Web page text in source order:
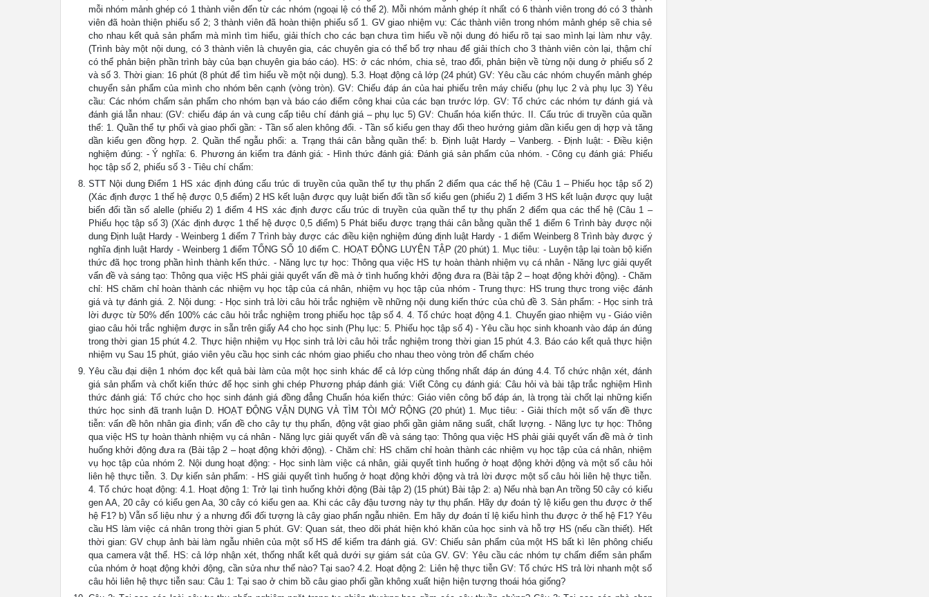
mỗi nhóm mảnh ghép có 1 thành viên đến từ các nhóm (ngoại lệ có thể 2). Mỗi nhóm mảnh ghép ít nhất có 6 thành viên trong đó có 3 thành
viên đã hoàn thiện phiếu số 2; 3 thành viên đã hoàn thiện phiếu số 1. GV giao nhiệm vụ: Các thành viên trong nhóm mảnh ghép sẽ chia sẻ
cho nhau kết quả sản phẩm mà mình tìm hiểu, giải thích cho các bạn chưa tìm hiểu về nội dung đó hiểu rõ tại sao mình lại làm như vậy.
(Trình bày một nội dung, có 3 thành viên là chuyên gia, các chuyên gia có thể bổ trợ nhau để giải thích cho 3 thành viên còn lại, thậm chí
có thể phản biện phần trình bày của bạn chuyên gia báo cáo). HS: ở các nhóm, chia sẻ, trao đổi, phản biện về từng nội dung ở phiếu số 2
và số 3. Thời gian: 16 phút (8 phút để tìm hiểu về một nội dung). 5.3. Hoạt động cả lớp (24 phút) GV: Yêu cầu các nhóm chuyển mảnh ghép
chuyển sản phẩm của mình cho nhóm bên cạnh (vòng tròn). GV: Chiếu đáp án của hai phiếu trên máy chiếu (phụ lục 2 và phụ lục 3) Yêu
cầu: Các nhóm chấm sản phẩm cho nhóm bạn và báo cáo điểm công khai của các bạn trước lớp. GV: Tổ chức các nhóm tự đánh giá và
đánh giá lẫn nhau: (GV: chiếu đáp án và cung cấp tiêu chí đánh giá – phụ lục 5) GV: Chuẩn hóa kiến thức. II. Cấu trúc di truyền của quần
thể: 1. Quần thể tự phối và giao phối gần: - Tần số alen không đổi. - Tần số kiểu gen thay đổi theo hướng giảm dần kiểu gen dị hợp và tăng
dần kiểu gen đồng hợp. 2. Quần thể ngẫu phối: a. Trạng thái cân bằng quần thể: b. Định luật Hardy – Vanberg. - Định luật: - Điều kiện
nghiệm đúng: - Ý nghĩa: 6. Phương án kiểm tra đánh giá: - Hình thức đánh giá: Đánh giá sản phẩm của nhóm. - Công cụ đánh giá: Phiếu
học tập số 2, phiếu số 3 - Tiêu chí chấm:
STT Nội dung Điểm 1 HS xác định đúng cấu trúc di truyền của quần thể tự thụ phấn 2 điểm qua các thế hệ (Câu 1 – Phiếu học tập số 2)
(Xác định được 1 thế hệ được 0,5 điểm) 2 HS kết luận được quy luật biến đổi tần số kiểu gen (phiếu 2) 1 điểm 3 HS kết luận được quy luật
biến đổi tần số alelle (phiếu 2) 1 điểm 4 HS xác định được cấu trúc di truyền của quần thể tự thụ phấn 2 điểm qua các thế hệ (Câu 1 –
Phiếu học tập số 3) (Xác định được 1 thế hệ được 0,5 điểm) 5 Phát biểu được trạng thái cân bằng quần thể 1 điểm 6 Trình bày được nội
dung Định luật Hardy - Weinberg 1 điểm 7 Trình bày được các điều kiện nghiệm đúng định luật Hardy - 1 điểm Weinberg 8 Trình bày được ý
nghĩa định luật Hardy - Weinberg 1 điểm TỔNG SỐ 10 điểm C. HOẠT ĐỘNG LUYỆN TẬP (20 phút) 1. Mục tiêu: - Luyện tập lại toàn bộ kiến
thức đã học trong phần hình thành kến thức. - Năng lực tự học: Thông qua việc HS tự hoàn thành nhiệm vụ cá nhân - Năng lực giải quyết
vấn đề và sáng tạo: Thông qua việc HS phải giải quyết vấn đề mà ở tình huống khởi động đưa ra (Bài tập 2 – hoạt động khởi động). - Chăm
chỉ: HS chăm chỉ hoàn thành các nhiệm vụ học tập của cá nhân, nhiệm vụ học tập của nhóm - Trung thực: HS trung thực trong việc đánh
giá và tự đánh giá. 2. Nội dung: - Học sinh trả lời câu hỏi trắc nghiệm về những nội dung kiến thức của chủ đề 3. Sản phẩm: - Học sinh trả
lời được từ 50% đến 100% các câu hỏi trắc nghiệm trong phiếu học tập số 4. 4. Tổ chức hoạt động 4.1. Chuyển giao nhiệm vụ - Giáo viên
giao câu hỏi trắc nghiệm được in sẵn trên giấy A4 cho học sinh (Phụ lục: 5. Phiếu học tập số 4) - Yêu cầu học sinh khoanh vào đáp án đúng
trong thời gian 15 phút 4.2. Thực hiện nhiệm vụ Học sinh trả lời câu hỏi trắc nghiệm trong thời gian 15 phút 4.3. Báo cáo kết quả thực hiện
nhiệm vụ Sau 15 phút, giáo viên yêu cầu học sinh các nhóm giao phiếu cho nhau theo vòng tròn để chấm chéo
Yêu cầu đại diện 1 nhóm đọc kết quả bài làm của một học sinh khác để cả lớp cùng thống nhất đáp án đúng 4.4. Tổ chức nhận xét, đánh
giá sản phẩm và chốt kiến thức để học sinh ghi chép Phương pháp đánh giá: Viết Công cụ đánh giá: Câu hỏi và bài tập trắc nghiệm Hình
thức đánh giá: Tổ chức cho học sinh đánh giá đồng đẳng Chuẩn hóa kiến thức: Giáo viên công bố đáp án, là trọng tài chốt lại những kiến
thức học sinh đã tranh luận D. HOẠT ĐỘNG VẬN DỤNG VÀ TÌM TÒI MỞ RỘNG (20 phút) 1. Mục tiêu: - Giải thích một số vấn đề thực
tiễn: vấn đề hôn nhân gia đình; vấn đề cho cây tự thụ phấn, động vật giao phối gần giảm năng suất, chất lượng. - Năng lực tự học: Thông
qua việc HS tự hoàn thành nhiệm vụ cá nhân - Năng lực giải quyết vấn đề và sáng tạo: Thông qua việc HS phải giải quyết vấn đề mà ở tình
huống khởi động đưa ra (Bài tập 2 – hoạt động khởi động). - Chăm chỉ: HS chăm chỉ hoàn thành các nhiệm vụ học tập của cá nhân, nhiệm
vụ học tập của nhóm 2. Nội dung hoạt động: - Học sinh làm việc cá nhân, giải quyết tình huống ở hoạt động khởi động và một số câu hỏi
liên hệ thực tiễn. 3. Dự kiến sản phẩm: - HS giải quyết tình huống ở hoạt động khởi động và trả lời được một số câu hỏi liên hệ thực tiễn.
4. Tổ chức hoạt động: 4.1. Hoạt động 1: Trở lại tình huống khởi động (Bài tập 2) (15 phút) Bài tập 2: a) Nếu nhà bạn An trồng 50 cây có kiểu
gen AA, 20 cây có kiểu gen Aa, 30 cây có kiểu gen aa. Khi các cây đậu tương này tự thụ phấn. Hãy dự đoán tỷ lệ kiểu gen thu được ở thế
hệ F1? b) Vẫn số liệu như ý a nhưng đổi đối tượng là cây giao phấn ngẫu nhiên. Em hãy dự đoán tỉ lệ kiểu hình thu được ở thế hệ F1? Yêu
cầu HS làm việc cá nhân trong thời gian 5 phút. GV: Quan sát, theo dõi phát hiện khó khăn của học sinh và hỗ trợ HS (nếu cần thiết). Hết
thời gian: GV chụp ảnh bài làm ngẫu nhiên của một số HS để kiểm tra đánh giá. GV: Chiếu sản phẩm của một HS bất kì lên phông chiếu
qua camera vật thể. HS: cả lớp nhận xét, thống nhất kết quả dưới sự giám sát của GV. GV: Yêu cầu các nhóm tự chấm điểm sản phẩm
của nhóm ở hoạt động khởi động, cần sửa như thế nào? Tại sao? 4.2. Hoạt động 2: Liên hệ thực tiễn GV: Tổ chức HS trả lời nhanh một số
câu hỏi liên hệ thực tiễn sau: Câu 1: Tại sao ở chim bồ câu giao phối gần không xuất hiện hiện tượng thoái hóa giống?